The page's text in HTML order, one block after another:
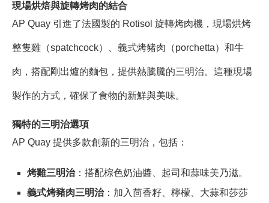
現場烘焙與旋轉烤肉的結合
AP Quay 引進了法國製的 Rotisol 旋轉烤肉機，現場烘烤
整隻雞（spatchcock）、義式烤豬肉（porchetta）和牛
肉，搭配剛出爐的麵包，提供熱騰騰的三明治。這種現場
製作的方式，確保了食物的新鮮與美味。
獨特的三明治選項
AP Quay 提供多款創新的三明治，包括：
烤雞三明治：搭配棕色奶油醬、起司和蒜味美乃滋。
義式烤豬肉三明治：加入茴香籽、檸檬、大蒜和莎莎